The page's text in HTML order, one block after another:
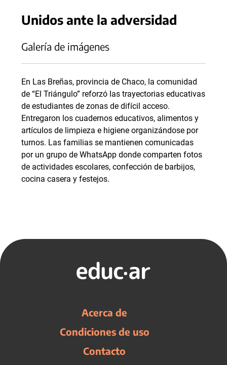
Unidos ante la adversidad
Galería de imágenes
En Las Breñas, provincia de Chaco, la comunidad
de “El Triángulo” reforzó las trayectorias educativas
de estudiantes de zonas de difícil acceso.
Entregaron los cuadernos educativos, alimentos y
artículos de limpieza e higiene organizándose por
turnos. Las familias se mantienen comunicadas
por un grupo de WhatsApp donde comparten fotos
de actividades escolares, confección de barbijos,
cocina casera y festejos.
Acerca de
Condiciones de uso
Contacto